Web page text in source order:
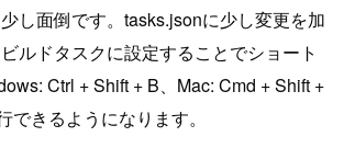
し面倒です。tasks.jsonに少し変更を加
ルドタスクに設定することでショート
Ctrl + Shift + B、Mac: Cmd + Shift +
できるようになります。